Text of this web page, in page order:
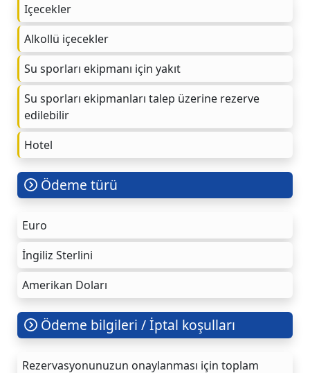
Içecekler
Alkollü içecekler
Su sporları ekipmanı için yakıt
Su sporları ekipmanları talep üzerine rezerve
edilebilir
Hotel
Ödeme türü
Euro
İngiliz Sterlini
Amerikan Doları
Ödeme bilgileri / İptal koşulları
Rezervasyonunuzun onaylanması için toplam